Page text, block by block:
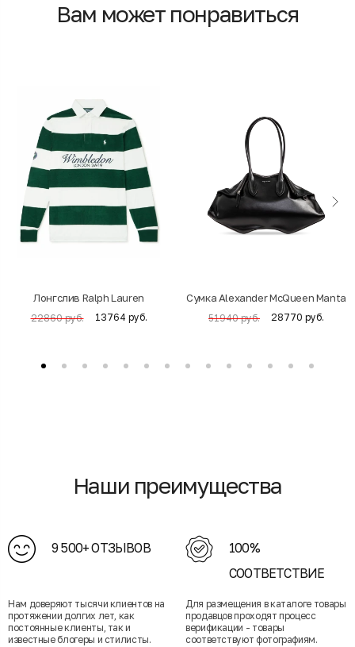
Вам может понравиться
Лонгслив Ralph Lauren
22860 руб. 13764 руб.
Cумка Alexander McQueen Manta
51940 руб. 28770 руб.
Наши преимущества
9 500+ ОТЗЫВОВ
Нам доверяют тысячи клиентов на
протяжении долгих лет, как
постоянные клиенты, так и
известные блогеры и стилисты.
100%
СООТВЕТСТВИЕ
Для размещения в каталоге товары
продавцов проходят процесс
верификации - товары
соответствуют фотографиям.